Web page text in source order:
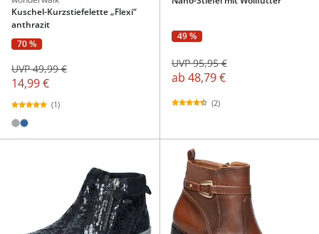
Kuschel-Kurzstiefelette „Flexi“
anthrazit
70 %
14,99 €
UVP 49,99 €
(1)
49 %
ab 48,79 €
UVP 95,95 €
(2)